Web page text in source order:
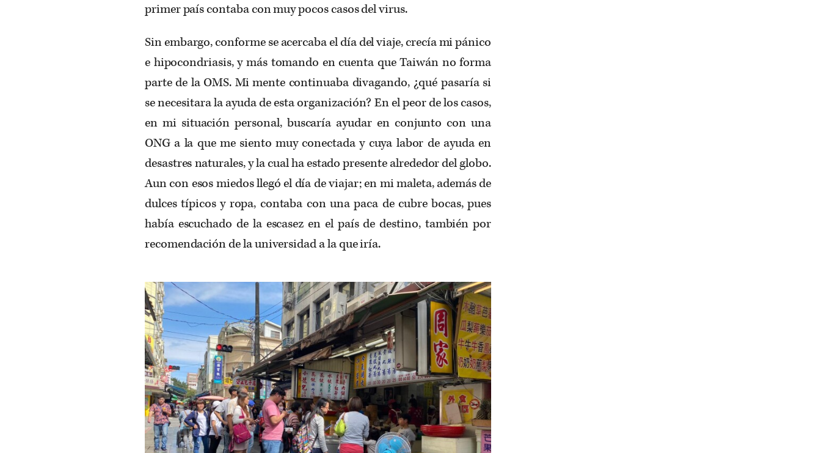
primer país contaba con muy pocos casos del virus.
Sin embargo, conforme se acercaba el día del viaje, crecía mi pánico
e hipocondriasis, y más tomando en cuenta que Taiwán no forma
parte de la OMS. Mi mente continuaba divagando, ¿qué pasaría si
se necesitara la ayuda de esta organización? En el peor de los casos,
en mi situación personal, buscaría ayudar en conjunto con una
ONG a la que me siento muy conectada y cuya labor de ayuda en
desastres naturales, y la cual ha estado presente alrededor del globo.
Aun con esos miedos llegó el día de viajar; en mi maleta, además de
dulces típicos y ropa, contaba con una paca de cubre bocas, pues
había escuchado de la escasez en el país de destino, también por
recomendación de la universidad a la que iría.